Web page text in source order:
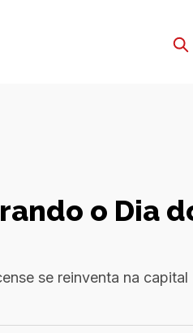
o Dia
se reinventa na capital